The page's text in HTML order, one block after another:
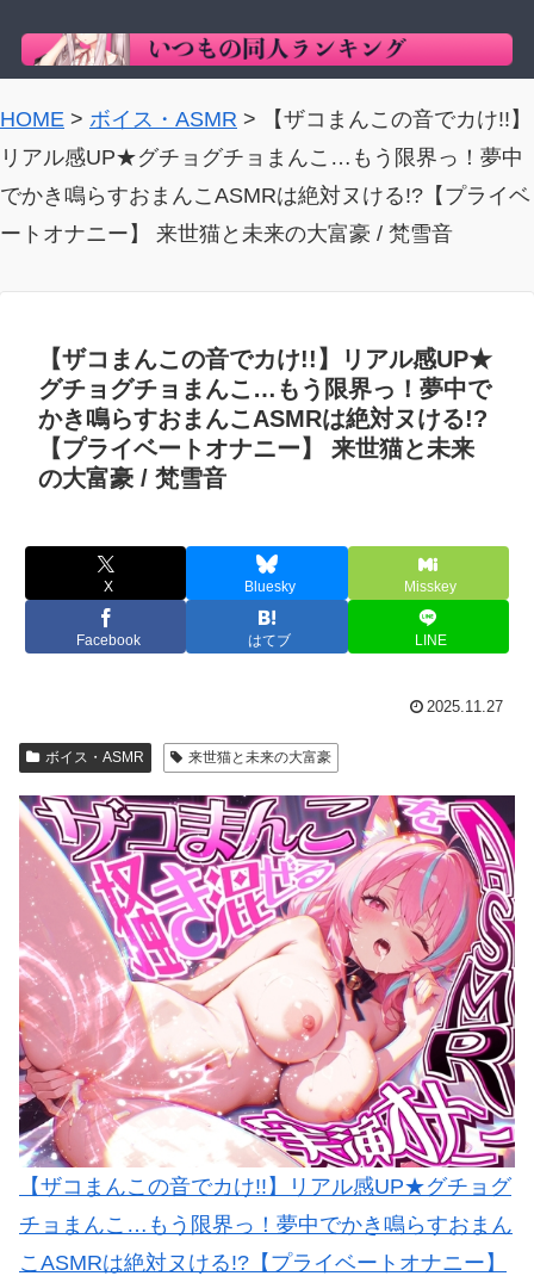
HOME > ボイス・ASMR >
【ザコまんこの音でカけ!!】
リアル感UP★グチョグチョまんこ…もう限界っ！夢中
でかき鳴らすおまんこASMRは絶対ヌける!?【プライベ
ートオナニー】 来世猫と未来の大富豪 / 梵雪音
【ザコまんこの音でカけ!!】リアル感UP★
グチョグチョまんこ…もう限界っ！夢中で
かき鳴らすおまんこASMRは絶対ヌける!?
【プライベートオナニー】 来世猫と未来
の大富豪 / 梵雪音
X Bluesky Misskey
Facebook はてブ LINE
2025.11.27
ボイス・ASMR 来世猫と未来の大富豪
【ザコまんこの音でカけ!!】リアル感UP★グチョグ
チョまんこ…もう限界っ！夢中でかき鳴らすおまん
こASMRは絶対ヌける!?【プライベートオナニー】